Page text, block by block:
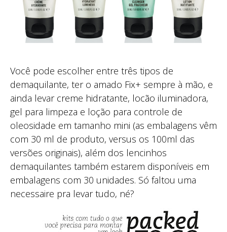
Você pode escolher entre três tipos de
demaquilante, ter o amado Fix+ sempre à mão, e
ainda levar creme hidratante, locão iluminadora,
gel para limpeza e loção para controle de
oleosidade em tamanho mini (as embalagens vêm
com 30 ml de produto, versus os 100ml das
versões originais), além dos lencinhos
demaquilantes também estarem disponíveis em
embalagens com 30 unidades. Só faltou uma
necessaire pra levar tudo, né?